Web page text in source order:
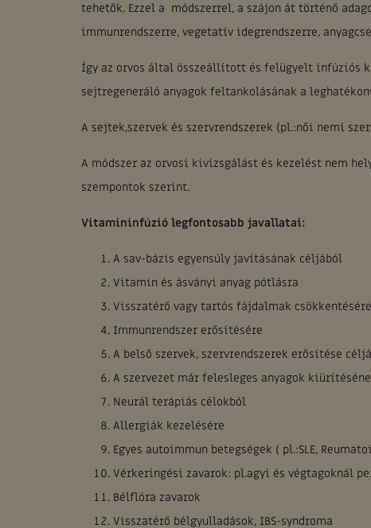
tehetők. Ezzel a módszerrel, a szájon át történő
immunrendszerre, vegetatív idegrendszerre,
Így az orvos által összeállított és felügyelt infúziós
sejtregeneráló anyagok feltankolásának a
A sejtek,szervek és szervrendszerek (pl.:női nemi
A módszer az orvosi kivizsgálást és kezelést nem
szempontok szerint.
Vitamininfúzió legfontosabb javallatai:
A sav-bázis egyensúly javításának céljából
Vitamin és ásványi anyag pótlásra
Visszatérő vagy tartós fájdalmak csökkentésére
Immunrendszer erősítésére
A belső szervek, szervrendszerek erősítése
A szervezet már felesleges anyagok
Neurál terápiás célokból
Allergiák kezelésére
Egyes autoimmun betegségek ( pl.:SLE,
Vérkeringési zavarok: pl.agyi és végtagoknál
Bélflóra zavarok
Visszatérő bélgyulladások, IBS-syndroma